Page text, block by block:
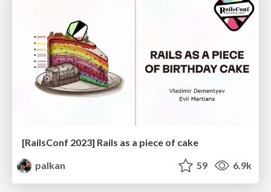
[RailsConf 2023] Rails as a piece of cake
palkan
59 6.9k